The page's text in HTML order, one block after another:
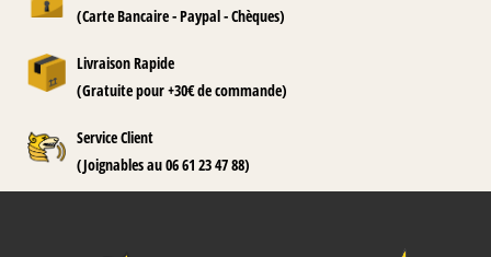
(Carte Bancaire - Paypal - Chèques)
Livraison Rapide
(Gratuite pour +30€ de commande)
Service Client
(Joignables au 06 61 23 47 88)